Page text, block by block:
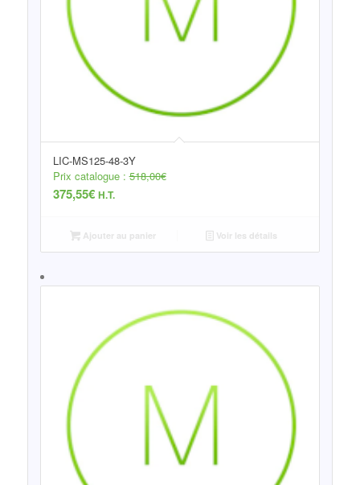
LIC-MS125-48-3Y
Prix catalogue :518,00€
375,55€ H.T.
Ajouter au panier Voir les détails